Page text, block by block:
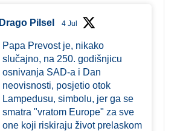
Drago Pilsel 4 Jul
Papa Prevost je, nikako
slučajno, na 250. godišnjicu
osnivanja SAD-a i Dan
neovisnosti, posjetio otok
Lampedusu, simbolu, jer ga se
smatra "vratom Europe" za sve
one koji riskiraju život prelaskom